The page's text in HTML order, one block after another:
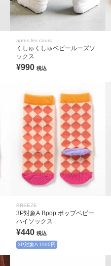
apres les cours
くしゅくしゅベビールーズソ
ックス
¥990 税込
BREEZE
3P対象A Bpop ポップベビー
ハイソックス
¥440 税込
3P対象A 1100円